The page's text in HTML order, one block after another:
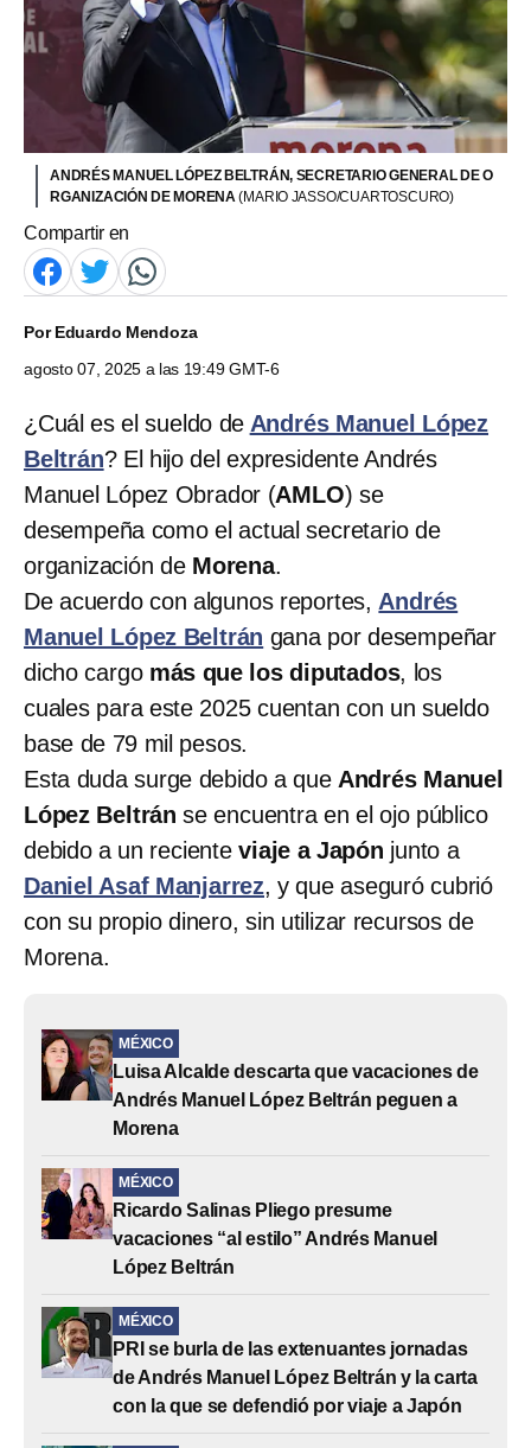
ANDRÉS MANUEL LÓPEZ BELTRÁN, SECRETARIO GENERAL DE O
RGANIZACIÓN DE MORENA(MARIO JASSO/CUARTOSCURO)
Compartir en
PorEduardo Mendoza
agosto 07, 2025 a las 19:49 GMT-6
¿Cuál es el sueldo de Andrés Manuel López
Beltrán? El hijo del expresidente Andrés
Manuel López Obrador (AMLO) se
desempeña como el actual secretario de
organización de Morena.
De acuerdo con algunos reportes, Andrés
Manuel López Beltrán gana por desempeñar
dicho cargo más que los diputados, los
cuales para este 2025 cuentan con un sueldo
base de 79 mil pesos.
Esta duda surge debido a que Andrés Manuel
López Beltránse encuentra en el ojo público
debido a un recienteviaje a Japón junto a
Daniel Asaf Manjarrez, y que aseguró cubrió
con su propio dinero, sin utilizar recursos de
Morena.
MÉXICO
Luisa Alcalde descarta que vacaciones de
Andrés Manuel López Beltrán peguen a
Morena
MÉXICO
Ricardo Salinas Pliego presume
vacaciones “al estilo” Andrés Manuel
López Beltrán
MÉXICO
PRI se burla de las extenuantes jornadas
de Andrés Manuel López Beltrán y la carta
con la que se defendió por viaje a Japón